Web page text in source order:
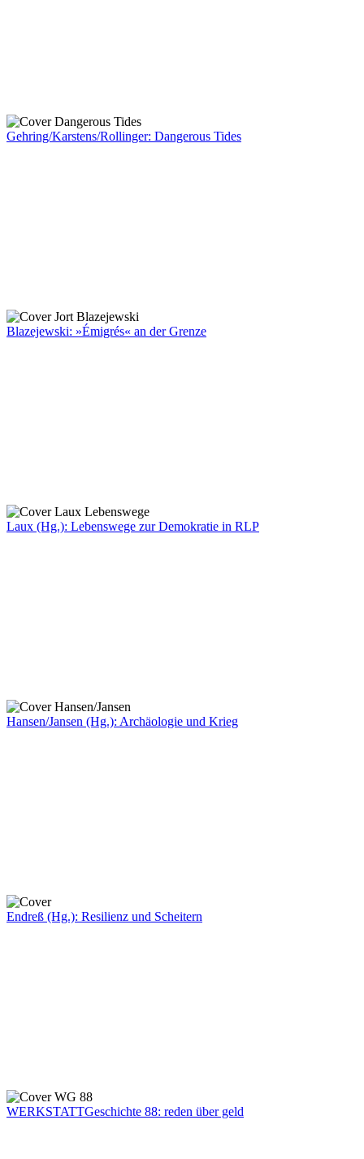
Gehring/Karstens/Rollinger: Dangerous Tides
Blazejewski: »Émigrés« an der Grenze
Laux (Hg.): Lebenswege zur Demokratie in RLP
Hansen/Jansen (Hg.): Archäologie und Krieg
Endreß (Hg.): Resilienz und Scheitern
WERKSTATTGeschichte 88: reden über geld